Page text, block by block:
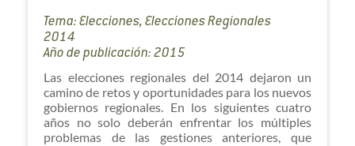
Tema: Elecciones, Elecciones Regionales
2014
Año de publicación: 2015
Las elecciones regionales del 2014 dejaron un
camino de retos y oportunidades para los nuevos
gobiernos regionales. En los siguientes cuatro
años no solo deberán enfrentar los múltiples
problemas de las gestiones anteriores, que